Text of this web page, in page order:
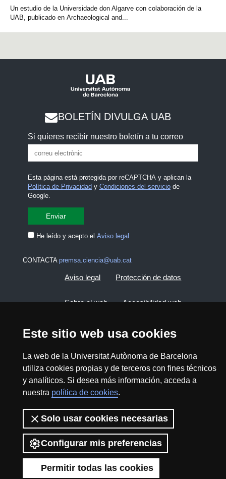
Este sitio web usa cookies
La web de la Universitat Autònoma de Barcelona
utiliza cookies propias y de terceros con fines técnicos
y analíticos. Si desea más información, acceda a
nuestra política de cookies.
Solo usar cookies necesarias
Configurar mis preferencias
Permitir todas las cookies
Un estudio de la Universidade don Algarve con colaboración de la
UAB, publicado en Archaeological and...
BOLETÍN DIVULGA UAB
Si quieres recibir nuestro boletín a tu correo
Esta página está protegida por reCAPTCHA y aplican la
Política de Privacidad y Condiciones del serviciode
Google.
He leído y acepto el Aviso legal
CONTACTA premsa.ciencia@uab.cat
Aviso legal Protección de datos
Sobre el web Accesibilidad web
Mapa del web UAB
2026 Divulga UAB - Commons Reconocimiento -
No Comercial (CC BY NC) - ISSN: 2014-6388
View low-bandwidth version